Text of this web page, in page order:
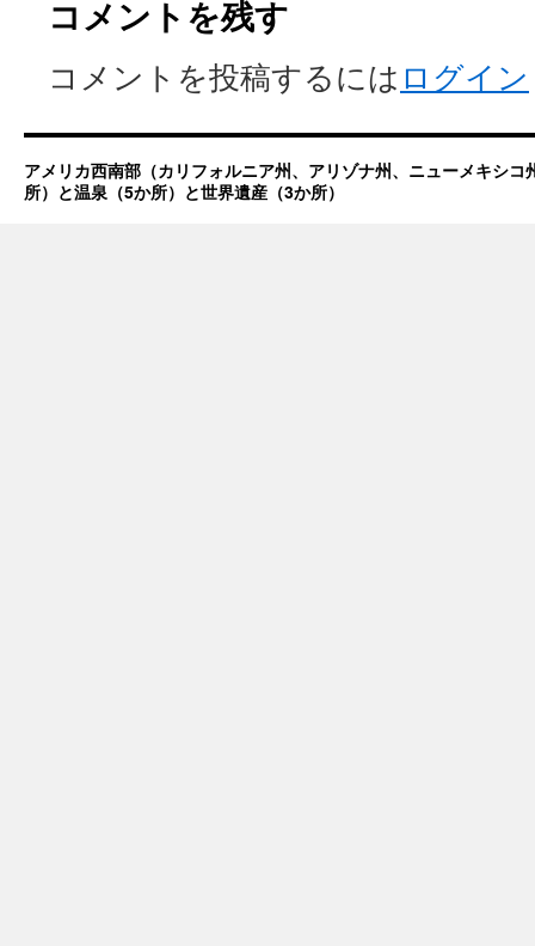
コメントを残す
コメントを投稿するには ログイン
アメリカ西南部（カリフォルニア州、アリゾナ州、ニューメキシ
所）と温泉（5か所）と世界遺産（3か所）